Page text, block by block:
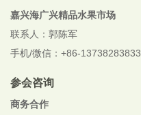
嘉兴海广兴精品水果市场
联系人：郭陈军
手机/微信：+86-13738283833
参会咨询
商务合作